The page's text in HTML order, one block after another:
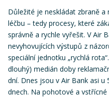
Důležité je neskládat zbraně
léčbu – tedy procesy, které
správně a rychle vyřešit. V Air
nevyhovujících výstupů z
speciální jednotku „rychlá
dlouhý) medián doby
dní. Dnes jsou v Air Bank asi u
dnech. Na pohotové a